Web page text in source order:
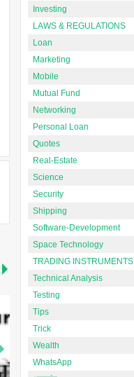
Investing
LAWS & REGULATIONS
Loan
Marketing
Mobile
Mutual Fund
Networking
Personal Loan
Quotes
Real-Estate
Science
Security
Shipping
Software-Development
Space Technology
TRADING INSTRUMENTS
Technical Analysis
Testing
Tips
Trick
Wealth
WhatsApp